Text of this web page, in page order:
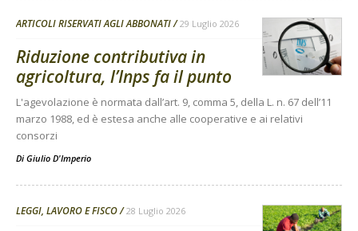
ARTICOLI RISERVATI AGLI ABBONATI 29 Luglio 2026
Riduzione contributiva in
agricoltura, l’Inps fa il punto
L'agevolazione è normata dall’art. 9, comma 5, della L. n. 67 dell’11
marzo 1988, ed è estesa anche alle cooperative e ai relativi
consorzi
Di Giulio D'Imperio
LEGGI, LAVORO E FISCO 28 Luglio 2026